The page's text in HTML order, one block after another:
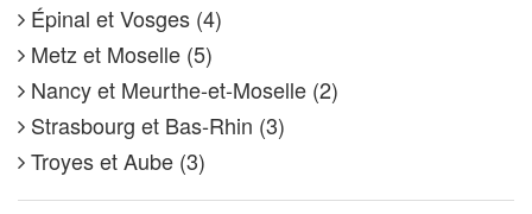
Épinal et Vosges (4)
Metz et Moselle (5)
Nancy et Meurthe-et-Moselle (2)
Strasbourg et Bas-Rhin (3)
Troyes et Aube (3)